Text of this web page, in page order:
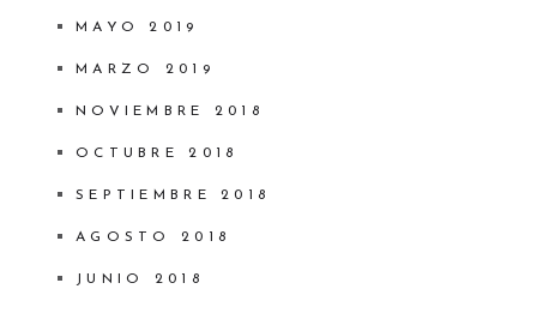
MAYO 2019
MARZO 2019
NOVIEMBRE 2018
OCTUBRE 2018
SEPTIEMBRE 2018
AGOSTO 2018
JUNIO 2018